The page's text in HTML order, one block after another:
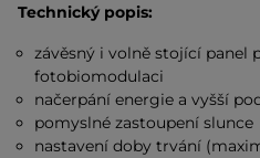
Technický popis:
závěsný i volně stojící panel
fotobiomodulaci
načerpání energie a vyšší
pomyslné zastoupení slunce
nastavení doby trvání